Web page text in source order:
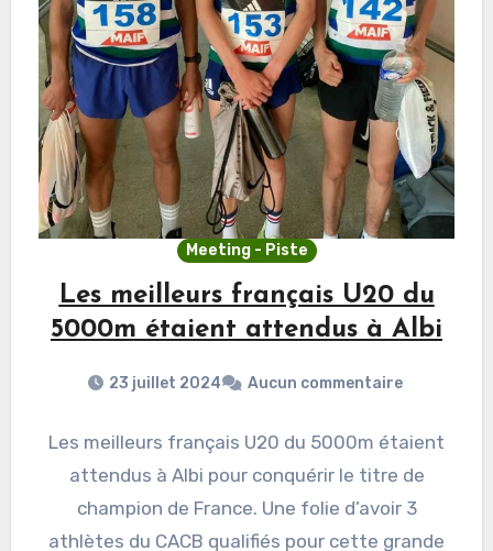
Meeting - Piste
Les meilleurs français U20 du
5000m étaient attendus à Albi
23 juillet 2024 Aucun commentaire
Les meilleurs français U20 du 5000m étaient
attendus à Albi pour conquérir le titre de
champion de France. Une folie d’avoir 3
athlètes du CACB qualifiés pour cette grande